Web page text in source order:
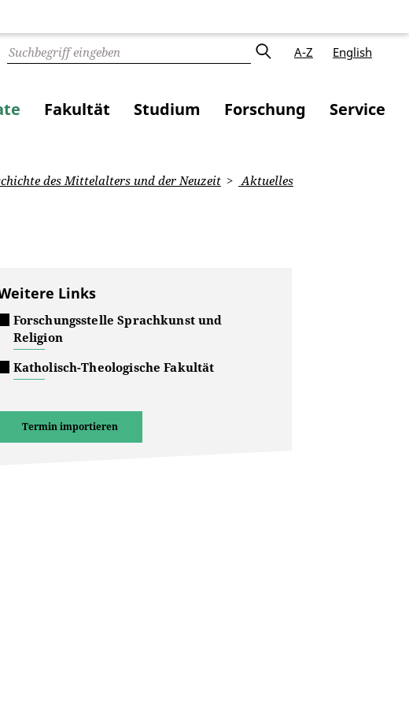
A-Z English
Fakultät Studium Forschung Service
des Mittelalters und der Neuzeit
Aktuelles
Links
Forschungsstelle Sprachkunst und
Religion
Katholisch-Theologische Fakultät
Termin importieren